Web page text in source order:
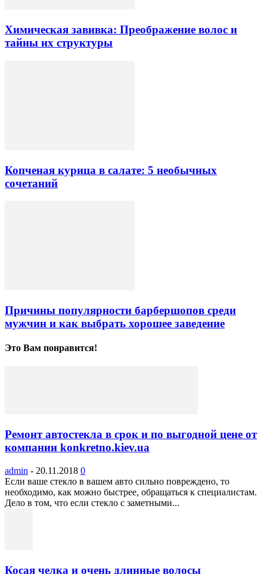
Химическая завивка: Преображение волос и
тайны их структуры
Копченая курица в салате: 5 необычных
сочетаний
Причины популярности барбершопов среди
мужчин и как выбрать хорошее заведение
Это Вам понравится!
Ремонт автостекла в срок и по выгодной цене от
компании konkretno.kiev.ua
admin - 20.11.2018 0
Если ваше стекло в вашем авто сильно повреждено, то
необходимо, как можно быстрее, обращаться к специалистам.
Дело в том, что если стекло с заметными...
Косая челка и очень длинные волосы